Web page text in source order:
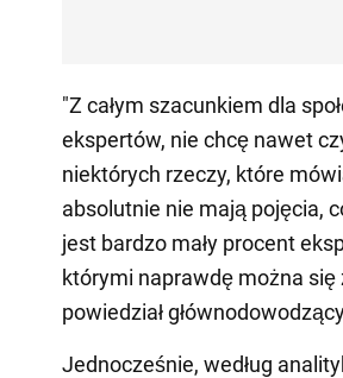
"Z całym szacunkiem dla
ekspertów, nie chcę nawet
niektórych rzeczy, które
absolutnie nie mają pojęcia,
jest bardzo mały procent
którymi naprawdę można się
powiedział
Jednocześnie, według